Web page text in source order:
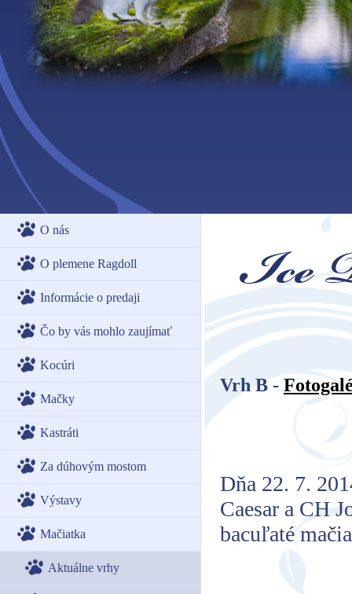
O nás
O plemene Ragdoll
Informácie o predaji
Čo by vás mohlo zaujímať
Kocúri
Mačky
Kastráti
Za dúhovým mostom
Výstavy
Mačiatka
Aktuálne vrhy
Vrh B -
Dňa 22. 7.
Caesar a CH
bacuľaté